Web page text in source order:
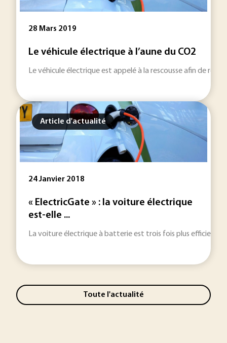
28 Mars 2019
Le véhicule électrique à l’aune du CO2
Le véhicule électrique est appelé à la rescousse afin de
Article d'actualité
24 Janvier 2018
« ElectricGate » : la voiture électrique
est-elle ...
La voiture électrique à batterie est trois fois plus efficiente
Toute l'actualité